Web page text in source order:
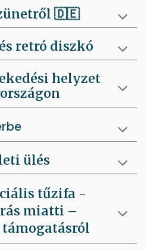
🇩🇪
retró diszkó
helyzet
ülés
tűzifa -
miatti –